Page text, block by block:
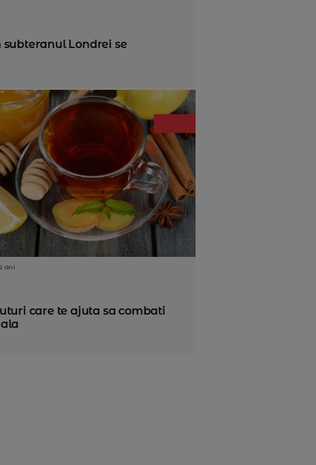
Londrei se
ani
care te ajuta sa combati